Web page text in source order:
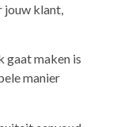
jouw klant,
gaat maken is
manier